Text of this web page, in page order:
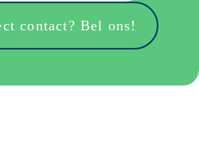
contact? Bel ons!